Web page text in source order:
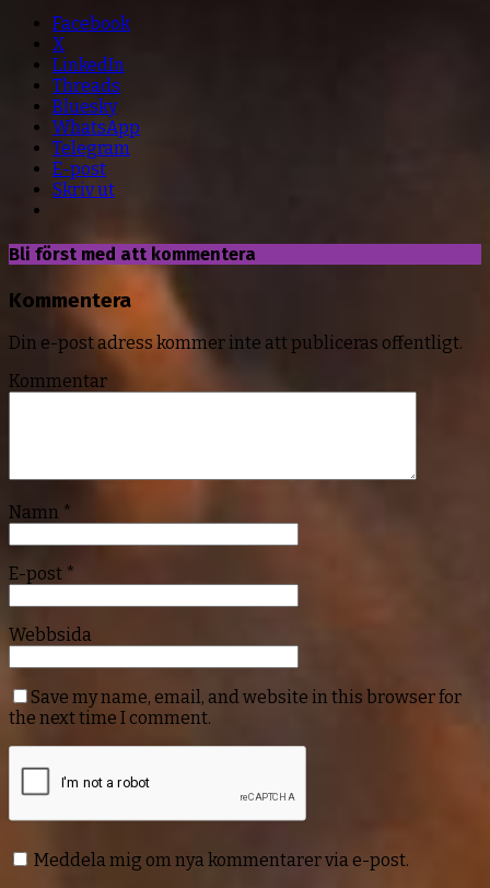
Facebook
X
LinkedIn
Threads
Bluesky
WhatsApp
Telegram
E-post
Skriv ut
Bli först med att kommentera
Kommentera
Din e-post adress kommer inte att publiceras offentligt.
Kommentar
Namn *
E-post *
Webbsida
Save my name, email, and website in this browser for
the next time I comment.
Meddela mig om nya kommentarer via e-post.